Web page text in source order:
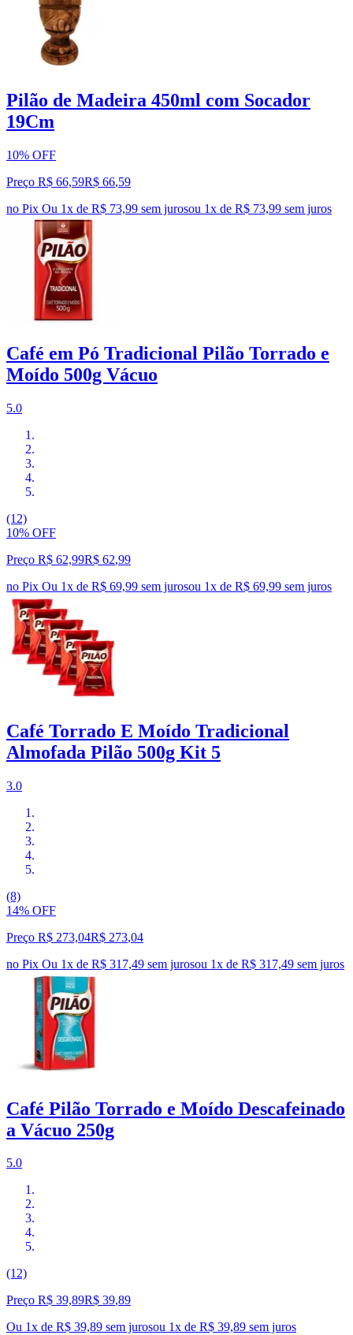
Pilão de Madeira 450ml com Socador
19Cm
10% OFF
Preço R$ 66,59R$ 66,59
no Pix Ou 1x de R$ 73,99 sem jurosou 1x de R$ 73,99 sem juros
Café em Pó Tradicional Pilão Torrado e
Moído 500g Vácuo
5.0
(12)
10% OFF
Preço R$ 62,99R$ 62,99
no Pix Ou 1x de R$ 69,99 sem jurosou 1x de R$ 69,99 sem juros
Café Torrado E Moído Tradicional
Almofada Pilão 500g Kit 5
3.0
(8)
14% OFF
Preço R$ 273,04R$ 273,04
no Pix Ou 1x de R$ 317,49 sem jurosou 1x de R$ 317,49 sem juros
Café Pilão Torrado e Moído Descafeinado
a Vácuo 250g
5.0
(12)
Preço R$ 39,89R$ 39,89
Ou 1x de R$ 39,89 sem jurosou 1x de R$ 39,89 sem juros